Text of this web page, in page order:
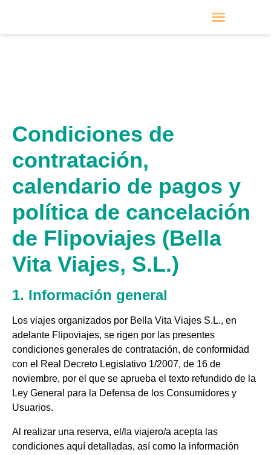
Condiciones de
contratación,
calendario de pagos y
política de cancelación
de Flipoviajes (Bella
Vita Viajes, S.L.)
1. Información general
Los viajes organizados por Bella Vita Viajes S.L., en
adelante Flipoviajes, se rigen por las presentes
condiciones generales de contratación, de conformidad
con el Real Decreto Legislativo 1/2007, de 16 de
noviembre, por el que se aprueba el texto refundido de la
Ley General para la Defensa de los Consumidores y
Usuarios.
Al realizar una reserva, el/la viajero/a acepta las
condiciones aquí detalladas, así como la información